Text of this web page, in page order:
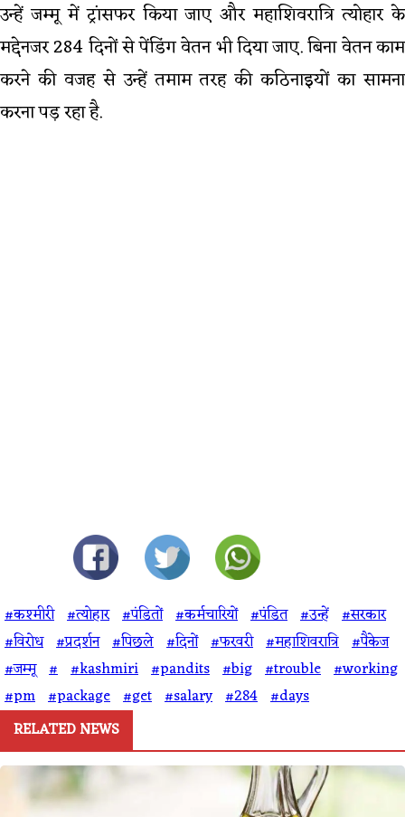
उन्हें जम्मू में ट्रांसफर किया जाए और महाशिवरात्रि त्योहार के
मद्देनजर 284 दिनों से पेंडिंग वेतन भी दिया जाए. बिना वेतन काम
करने की वजह से उन्हें तमाम तरह की कठिनाइयों का सामना
करना पड़ रहा है.
#कश्मीरी #त्योहार #पंडितों #कर्मचारियों #पंडित #उन्हें #सरकार
#विरोध #प्रदर्शन #पिछले #दिनों #फरवरी #महाशिवरात्रि #पैकेज
#जम्मू # #kashmiri #pandits #big #trouble #working
#pm #package #get #salary #284 #days
RELATED NEWS